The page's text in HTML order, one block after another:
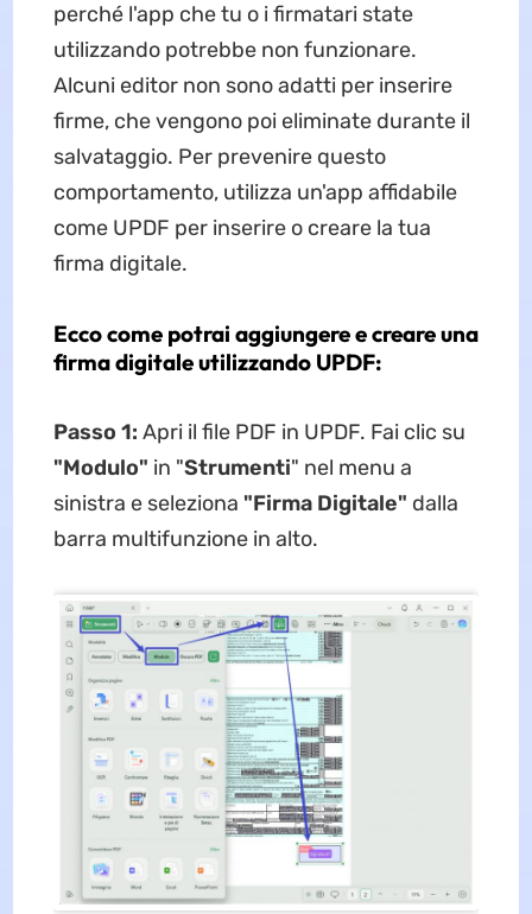
perché l'app che tu o i firmatari state
utilizzando potrebbe non funzionare.
Alcuni editor non sono adatti per inserire
firme, che vengono poi eliminate durante il
salvataggio. Per prevenire questo
comportamento, utilizza un'app affidabile
come UPDF per inserire o creare la tua
firma digitale.
Ecco come potrai aggiungere e creare una
firma digitale utilizzando UPDF:
Passo 1: Apri il file PDF in UPDF. Fai clic su
"Modulo" in "Strumenti" nel menu a
sinistra e seleziona "Firma Digitale" dalla
barra multifunzione in alto.